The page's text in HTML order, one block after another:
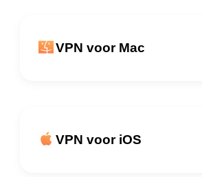
VPN voor Mac
VPN voor iOS